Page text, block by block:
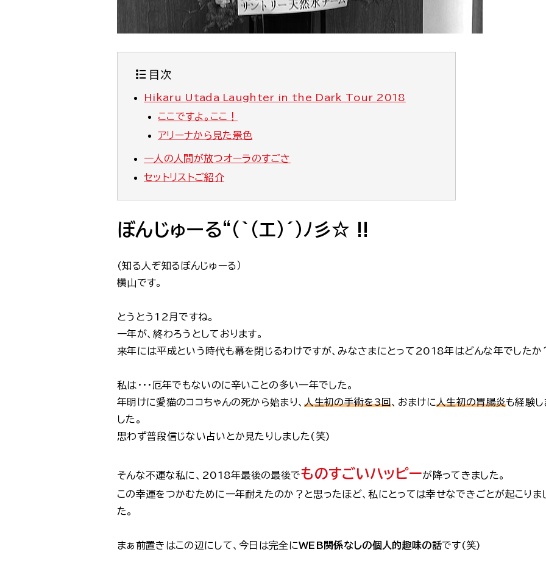
目次
Hikaru Utada Laughter in the Dark Tour 2018
ここですよ。ここ！
アリーナから見た景色
一人の人間が放つオーラのすごさ
セットリストご紹介
ぼんじゅーる“(`(エ)´)ﾉ彡☆ !!
(知る人ぞ知るぼんじゅーる）
横山です。
とうとう12月ですね。
一年が、終わろうとしております。
来年には平成という時代も幕を閉じるわけですが、みなさまにとって2018年はどんな年でしたか
私は・・・厄年でもないのに辛いことの多い一年でした。
年明けに愛猫のココちゃんの死から始まり、人生初の手術を3回、おまけに人生初の胃腸炎も経験し
した。
思わず普段信じない占いとか見たりしました(笑)
そんな不運な私に、2018年最後の最後でものすごいハッピーが降ってきました。
この幸運をつかむために一年耐えたのか？と思ったほど、私にとっては幸せなできごとが起こりま
た。
まぁ前置きはこの辺にして、今日は完全にWEB関係なしの個人的趣味の話です(笑)